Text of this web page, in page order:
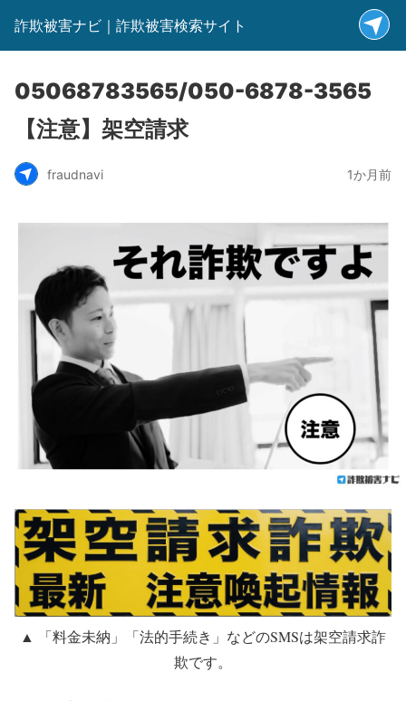
詐欺被害ナビ｜詐欺被害検索サイト
05068783565/050-6878-3565
【注意】架空請求
fraudnavi 1か月前
▲ 「料金未納」「法的手続き」などのSMSは架空請求詐
欺です。